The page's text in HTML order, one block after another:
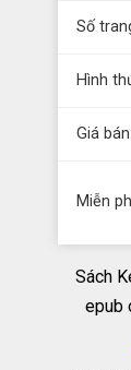
Số
Hình
Giá bán:
Miễn
Sách
epub